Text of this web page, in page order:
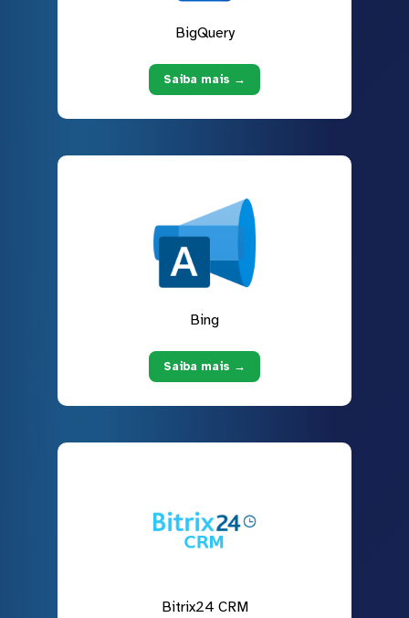
BigQuery
Saiba mais →
Bing
Saiba mais →
Bitrix24 CRM